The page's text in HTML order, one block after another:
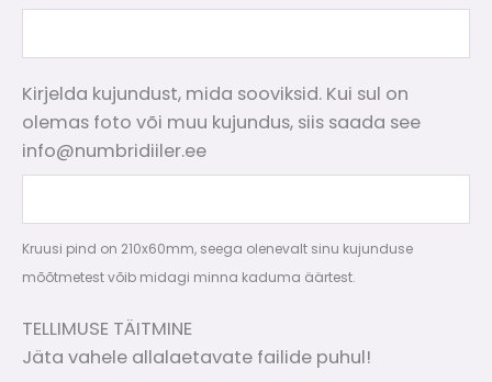
Kirjelda kujundust, mida sooviksid. Kui sul on
olemas foto või muu kujundus, siis saada see
info@numbridiiler.ee
Kruusi pind on 210x60mm, seega olenevalt sinu kujunduse
mõõtmetest võib midagi minna kaduma äärtest.
TELLIMUSE TÄITMINE
Jäta vahele allalaetavate failide puhul!